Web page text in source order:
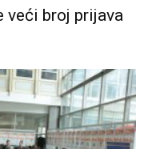
veći broj prijava